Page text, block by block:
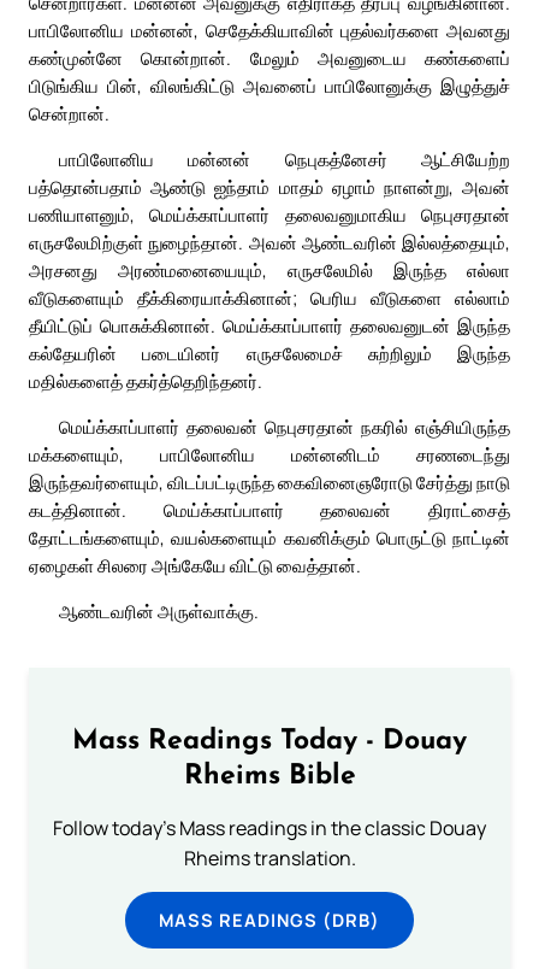
பாபிலோனிய மன்னன், செதேக்கியாவின் புதல்வர்களை அவனது
கண்முன்னே கொன்றான். மேலும் அவனுடைய கண்களைப்
பிடுங்கிய பின், விலங்கிட்டு அவனைப் பாபிலோனுக்கு இழுத்துச்
சென்றான்.
பாபிலோனிய மன்னன் நெபுகத்னேசர் ஆட்சியேற்ற
பத்தொன்பதாம் ஆண்டு ஐந்தாம் மாதம் ஏழாம் நாளன்று, அவன்
பணியாளனும், மெய்க்காப்பாளர் தலைவனுமாகிய நெபுசரதான்
எருசலேமிற்குள் நுழைந்தான். அவன் ஆண்டவரின் இல்லத்தையும்,
அரசனது அரண்மனையையும், எருசலேமில் இருந்த எல்லா
வீடுகளையும் தீக்கிரையாக்கினான்; பெரிய வீடுகளை எல்லாம்
தீயிட்டுப் பொசுக்கினான். மெய்க்காப்பாளர் தலைவனுடன் இருந்த
கல்தேயரின் படையினர் எருசலேமைச் சுற்றிலும் இருந்த
மதில்களைத் தகர்த்தெறிந்தனர்.
மெய்க்காப்பாளர் தலைவன் நெபுசரதான் நகரில் எஞ்சியிருந்த
மக்களையும், பாபிலோனிய மன்னனிடம் சரணடைந்து
இருந்தவர்ளையும், விடப்பட்டிருந்த கைவினைஞரோடு சேர்த்து நாடு
கடத்தினான். மெய்க்காப்பாளர் தலைவன் திராட்சைத்
தோட்டங்களையும், வயல்களையும் கவனிக்கும் பொருட்டு நாட்டின்
ஏழைகள் சிலரை அங்கேயே விட்டு வைத்தான்.
ஆண்டவரின் அருள்வாக்கு.
Mass Readings Today - Douay
Rheims Bible
Follow today's Mass readings in the classic Douay
Rheims translation.
MASS READINGS (DRB)